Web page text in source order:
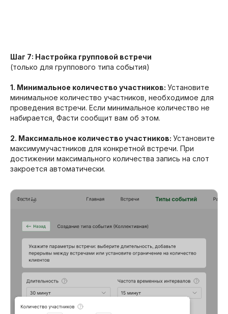
Шаг 7: Настройка групповой встречи
(только для группового типа события)
1. Минимальное количество участников: Установите
минимальное количество участников, необходимое для
проведения встречи. Если минимальное количество не
набирается, Фасти сообщит вам об этом.
2. Максимальное количество участников: Установите
максимумучастников для конкретной встречи. При
достижении максимального количества запись на слот
закроется автоматически.